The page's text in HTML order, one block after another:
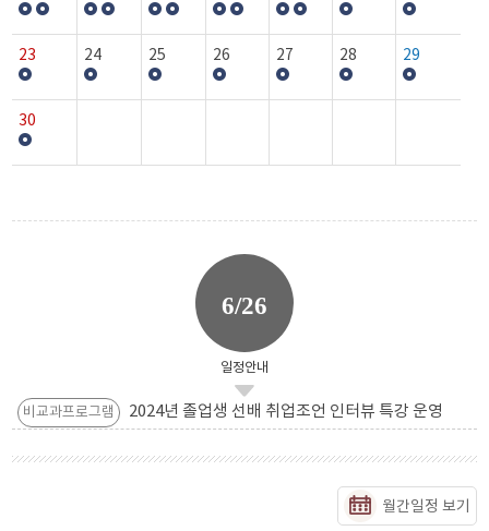
23 24 25 26 27 28 29
30
6/26
일정안내
비교과프로그램 2024년 졸업생 선배 취업조언 인터뷰 특강 운영
월간일정 보기